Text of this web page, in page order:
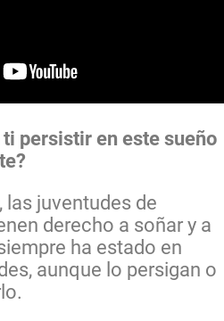
persistir en este sueño
las juventudes de
derecho a soñar y a
ha estado en
aunque lo persigan o